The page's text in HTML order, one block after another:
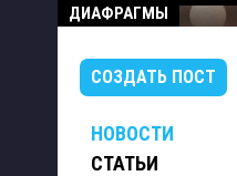
ДИАФРАГМЫ
СОЗДАТЬ ПОСТ
НОВОСТИ
СТАТЬИ